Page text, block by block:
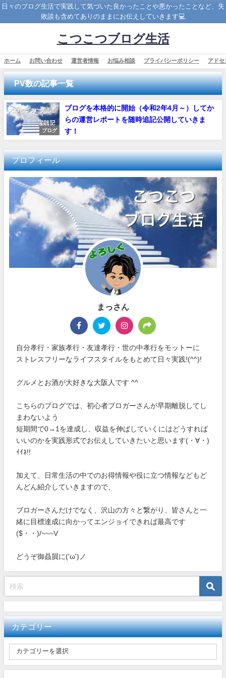
日々のブログ生活で実践して気づいた良かったことや悪かったことなど、失
敗談も含めてありのままにお伝えしていきます💻
こつこつブログ生活
ホーム お問い合わせ 運営者情報 お悩み相談 プライバシーポリシー アドセ
PV数の記事一覧
ブログ
ブログを本格的に開始（令和2年4月～）してか
らの運営レポートを随時追記公開していきま
す！
プロフィール
まっさん
自分孝行・家族孝行・友達孝行・世の中孝行をモットーに
ストレスフリーなライフスタイルをもとめて日々実践!(^^)!
グルメとお酒が大好きな大阪人です ^^
こちらのブログでは、初心者ブロガーさんが早期離脱してし
まわないよう
短期間で0→1を達成し、収益を伸ばしていくにはどうすれば
いいのかを実践形式でお伝えしていきたいと思います(・∀・)
ｲｲﾈ!!
加えて、日常生活の中でのお得情報や役に立つ情報などもど
んどん紹介していきますので、
ブロガーさんだけでなく、沢山の方々と繋がり、皆さんと一
緒に目標達成に向かってエンジョイできれば最高です
($・・)/~~~V
どうぞ御贔屓に('ω')ノ
カテゴリー